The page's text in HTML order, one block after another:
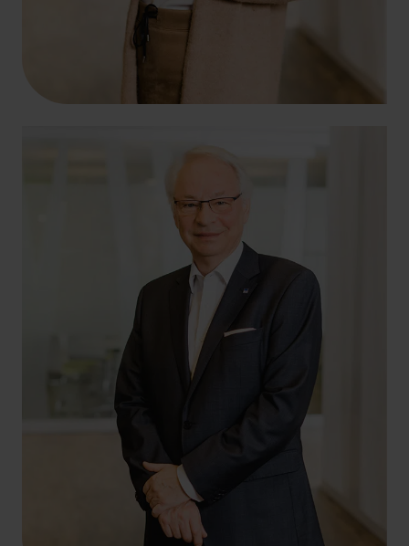
+49 261 4066-130
edelfried.schneider@hlb-ddp.de